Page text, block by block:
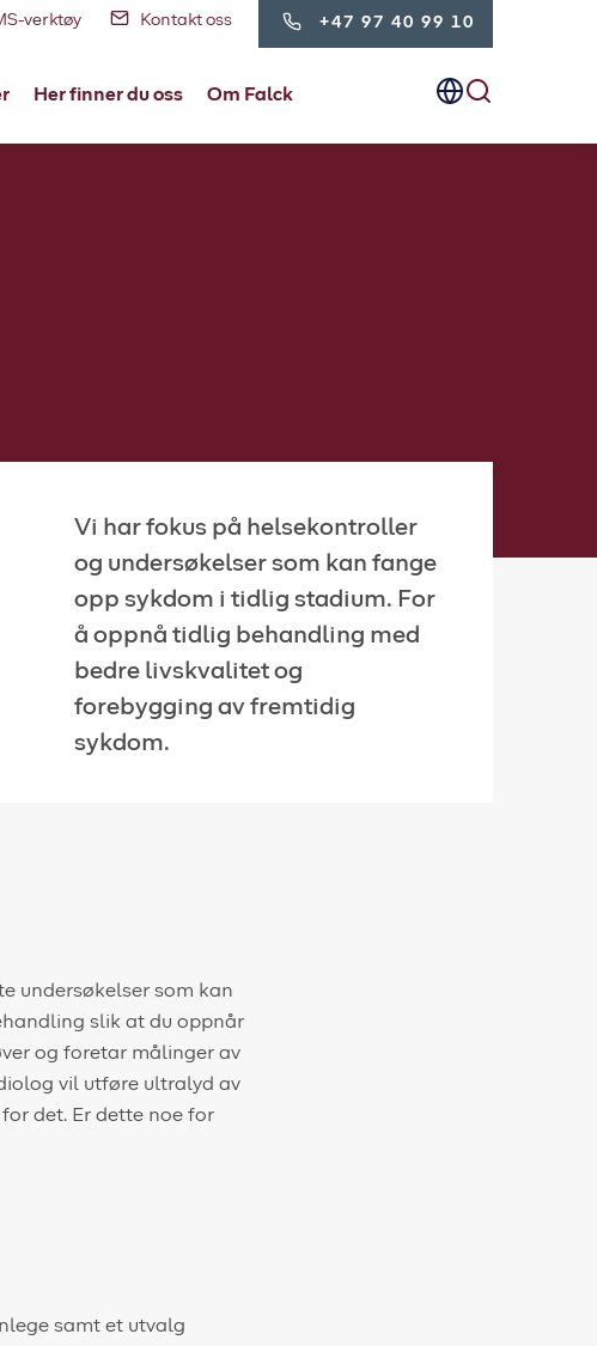
verktøy Kontakt oss +47 97 40 99 10
Her finner du oss Om Falck
Vi har fokus på helsekontroller
og undersøkelser som kan fange
opp sykdom i tidlig stadium. For
å oppnå tidlig behandling med
bedre livskvalitet og
forebygging av fremtidig
sykdom.
undersøkelser som kan
slik at du oppnår
og foretar målinger av
vil utføre ultralyd av
det. Er dette noe for
samt et utvalg